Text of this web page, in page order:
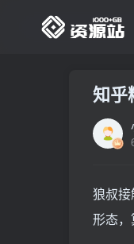
知乎
狼叔
形态，